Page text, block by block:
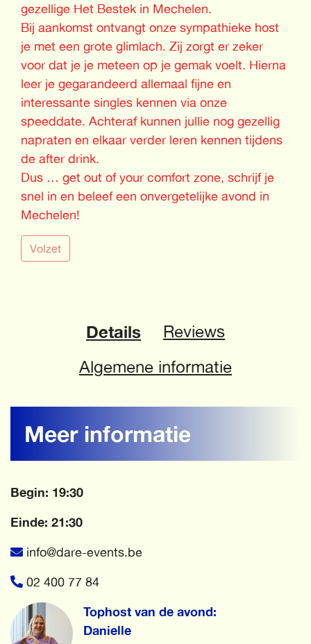
gezellige Het Bestek in Mechelen.
Bij aankomst ontvangt onze sympathieke host
je met een grote glimlach. Zij zorgt er zeker
voor dat je je meteen op je gemak voelt. Hierna
leer je gegarandeerd allemaal fijne en
interessante singles kennen via onze
speeddate. Achteraf kunnen jullie nog gezellig
napraten en elkaar verder leren kennen tijdens
de after drink.
Dus … get out of your comfort zone, schrijf je
snel in en beleef een onvergetelijke avond in
Mechelen!
Volzet
Details
Reviews
Algemene informatie
Meer informatie
Begin: 19:30
Einde: 21:30
info@dare-events.be
02 400 77 84
Tophost van de avond:
Danielle